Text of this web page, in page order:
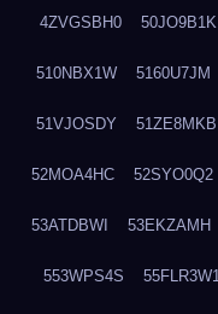
4ZVGSBH0 50JO9B1K
510NBX1W 5160U7JM
51VJOSDY 51ZE8MKB
52MOA4HC 52SYO0Q2
53ATDBWI 53EKZAMH
553WPS4S 55FLR3W1